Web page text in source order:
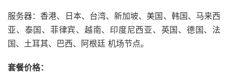
服务器：香港、日本、台湾、新加坡、美国、韩国、马来西
亚、泰国、菲律宾、越南、印度尼西亚、英国、德国、法
国、土耳其、巴西、阿根廷 机场节点。
套餐价格：